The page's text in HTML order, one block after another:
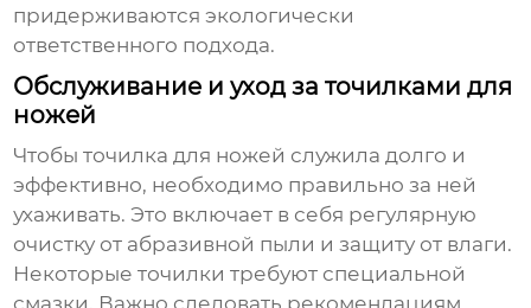
придерживаются экологически
ответственного подхода.
Обслуживание и уход за точилками для
ножей
Чтобы точилка для ножей служила долго и
эффективно, необходимо правильно за ней
ухаживать. Это включает в себя регулярную
очистку от абразивной пыли и защиту от влаги.
Некоторые точилки требуют специальной